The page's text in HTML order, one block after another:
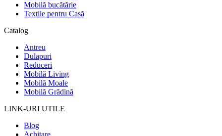
Mobilă bucătărie
Textile pentru Casă
Catalog
Antreu
Dulapuri
Reduceri
Mobilă Living
Mobilă Moale
Mobilă Grădină
LINK-URI UTILE
Blog
Achitare